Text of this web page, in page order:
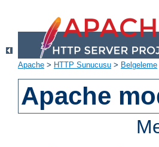
Apache > HTTP Sunucusu > Belgeleme
Apache